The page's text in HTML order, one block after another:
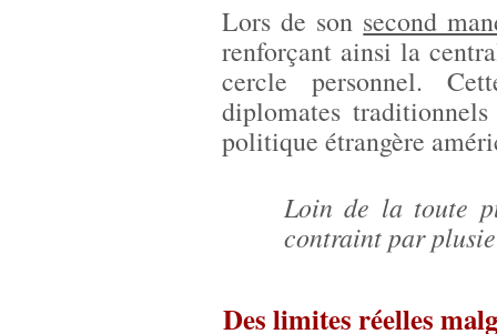
Lors de son second
renforçant ainsi la
cercle personnel.
diplomates
politique étrangère
Loin de la toute
contraint par
Des limites réelles